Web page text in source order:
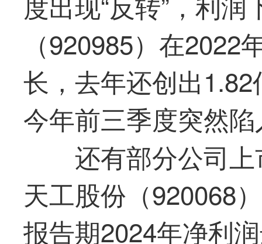
（920985）在
长，去年还创出
今年前三季度突然
还有部分公司上
天工股份（920068
报告期2024年净利